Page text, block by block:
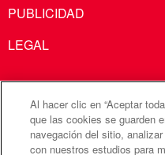
PUBLICIDAD
LEGAL
Comunicaciones
Iglesia
Al hacer clic en “Aceptar
que las cookies se guarden
navegación del sitio,
con nuestros estudios para